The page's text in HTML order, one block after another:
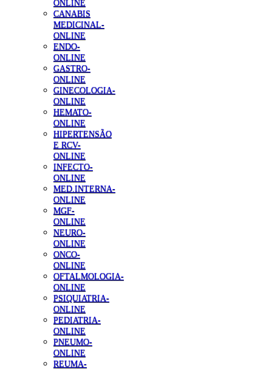
ONLINE
CANABIS
MEDICINAL-
ONLINE
ENDO-
ONLINE
GASTRO-
ONLINE
GINECOLOGIA-
ONLINE
HEMATO-
ONLINE
HIPERTENSÃO
E RCV-
ONLINE
INFECTO-
ONLINE
MED.INTERNA-
ONLINE
MGF-
ONLINE
NEURO-
ONLINE
ONCO-
ONLINE
OFTALMOLOGIA-
ONLINE
PSIQUIATRIA-
ONLINE
PEDIATRIA-
ONLINE
PNEUMO-
ONLINE
REUMA-